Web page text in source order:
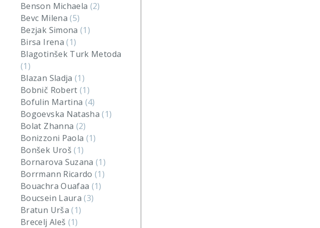
Benson Michaela (2)
Bevc Milena(5)
Bezjak Simona(1)
Birsa Irena(1)
Blagotinšek Turk Metoda
(1)
Blazan Sladja(1)
Bobnič Robert(1)
Bofulin Martina (4)
Bogoevska Natasha(1)
Bolat Zhanna (2)
Bonizzoni Paola (1)
Bonšek Uroš(1)
Bornarova Suzana(1)
Borrmann Ricardo(1)
Bouachra Ouafaa (1)
Boucsein Laura(3)
Bratun Urša(1)
Brecelj Aleš (1)